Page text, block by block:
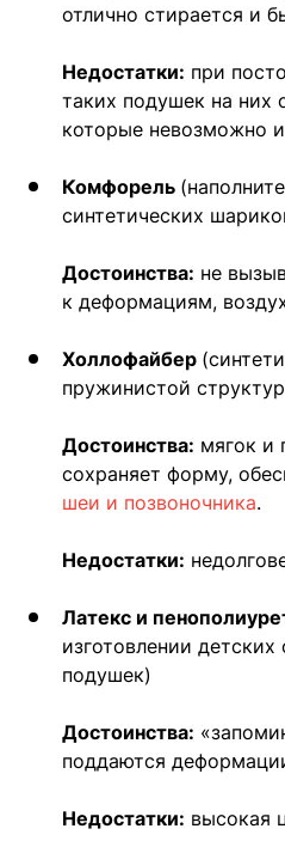
отлично стирается и
Недостатки: при
таких подушек на них
которые невозможно
Комфорель
синтетических
Достоинства: не
к деформациям,
Холлофайбер
пружинистой
Достоинства: мягок и
сохраняет форму,
шеи и позвоночника.
Недостатки:
Латекс и
изготовлении детских
подушек)
Достоинства:
поддаются
Недостатки: высокая